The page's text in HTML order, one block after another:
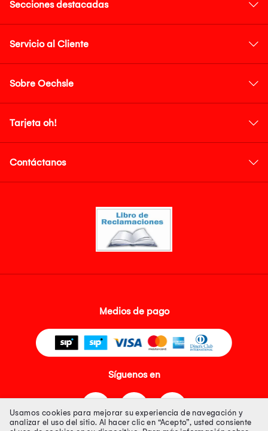
Secciones destacadas
Servicio al Cliente
Sobre Oechsle
Tarjeta oh!
Contáctanos
Medios de pago
Síguenos en
Usamos cookies para mejorar su experiencia de navegación y
analizar el uso del sitio. Al hacer clic en “Acepto”, usted consiente